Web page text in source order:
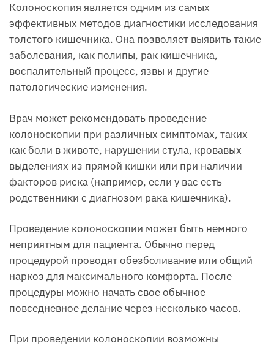
Колоноскопия является одним из самых
эффективных методов диагностики исследования
толстого кишечника. Она позволяет выявить такие
заболевания, как полипы, рак кишечника,
воспалительный процесс, язвы и другие
патологические изменения.
Врач может рекомендовать проведение
колоноскопии при различных симптомах, таких
как боли в животе, нарушении стула, кровавых
выделениях из прямой кишки или при наличии
факторов риска (например, если у вас есть
родственники с диагнозом рака кишечника).
Проведение колоноскопии может быть немного
неприятным для пациента. Обычно перед
процедурой проводят обезболивание или общий
наркоз для максимального комфорта. После
процедуры можно начать свое обычное
повседневное делание через несколько часов.
При проведении колоноскопии возможны